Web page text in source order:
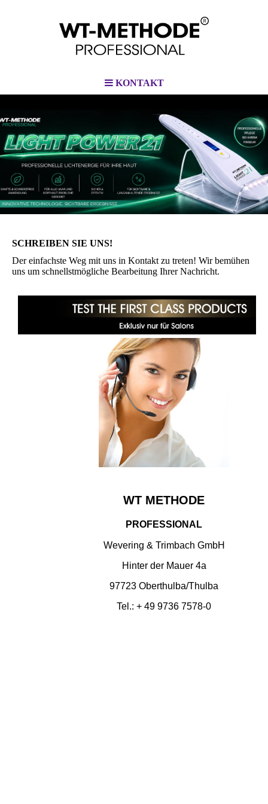
KONTAKT
PROFESSIONAL
SCHREIBEN SIE UNS!
Der einfachste Weg mit uns in Kontakt zu treten! Wir bemühen
uns um schnellstmögliche Bearbeitung Ihrer Nachricht.
WT METHODE
PROFESSIONAL
Wevering & Trimbach GmbH
Hinter der Mauer 4a
97723 Oberthulba/Thulba
Tel.: + 49 9736 7578-0